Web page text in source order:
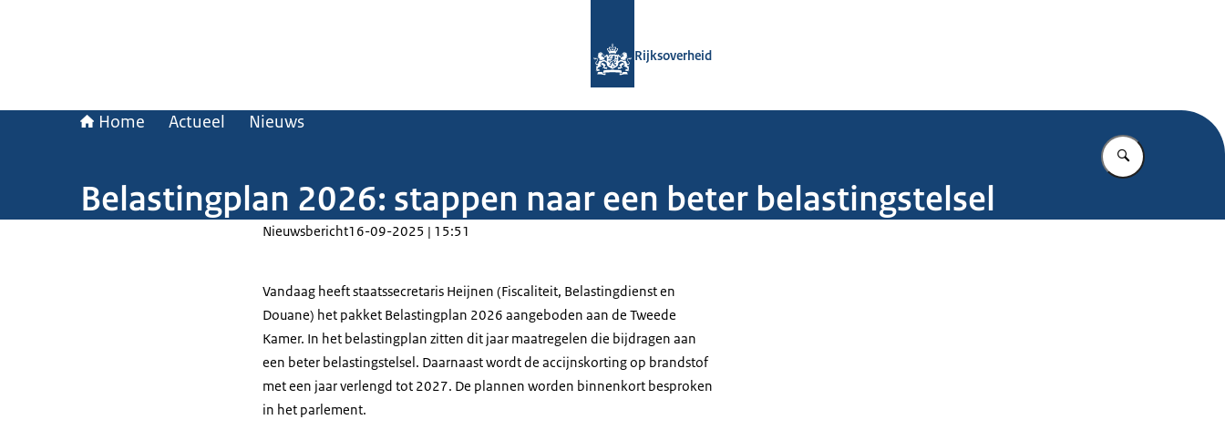
Rijksoverheid
Home Actueel Nieuws
Vul in wat u
Belastingplan 2026: stappen naar een beter belastingstelsel
Nieuwsbericht16-09-2025 | 15:51
Vandaag heeft staatssecretaris Heijnen (Fiscaliteit, Belastingdienst en
Douane) het pakket Belastingplan 2026 aangeboden aan de Tweede
Kamer. In het belastingplan zitten dit jaar maatregelen die bijdragen aan
een beter belastingstelsel. Daarnaast wordt de accijnskorting op brandstof
met een jaar verlengd tot 2027. De plannen worden binnenkort besproken
in het parlement.